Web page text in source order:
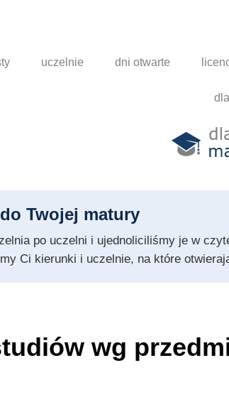
uczelnie dni otwarte
Twojej matury
po uczelni i ujednoliciliśmy je w
Ci kierunki i uczelnie, na które
wg